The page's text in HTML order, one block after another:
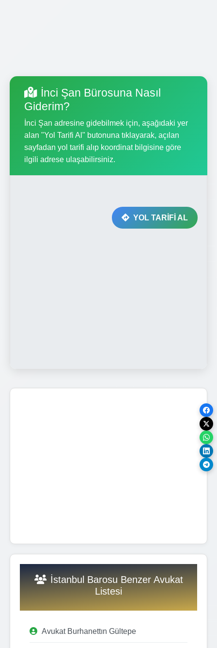
İnci Şan Bürosuna Nasıl
Giderim?
İnci Şan adresine gidebilmek için, aşağıdaki yer
alan "Yol Tarifi Al" butonuna tıklayarak, açılan
sayfadan yol tarifi alıp koordinat bilgisine göre
ilgili adrese ulaşabilirsiniz.
YOL TARİFİ AL
İstanbul Barosu Benzer Avukat
Listesi
Avukat Burhanettın Gültepe